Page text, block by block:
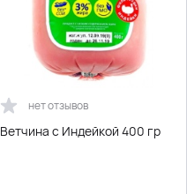
нет отзывов
Ветчина с Индейкой 400 гр